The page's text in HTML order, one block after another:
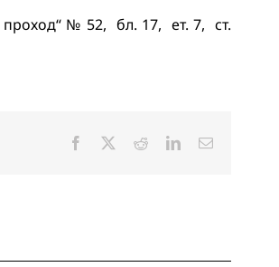
проход“ № 52, бл. 17, ет. 7, ст.
Facebook RedditLinkedInЕлектронна